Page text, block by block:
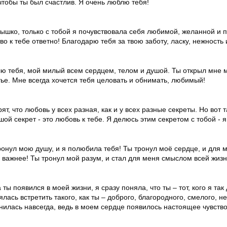
ты был счастлив. Я очень люблю тебя!
только с тобой я почувствовала себя любимой, желанной и
к тебе ответно! Благодарю тебя за твою заботу, ласку,
тебя, мой милый всем сердцем, телом и душой. Ты открыл мне
Мне всегда хочется тебя целовать и обнимать, любимый!
что любовь у всех разная, как и у всех разные секреты. Но вот
секрет - это любовь к тебе. Я делюсь этим секретом с тобой -
мою душу, и я полюбила тебя! Ты тронул моё сердце, и для
Ты тронул мой разум, и стал для меня смыслом всей
ты появился в моей жизни, я сразу поняла, что ты – тот, кого я
встретить такого, как ты – доброго, благородного, смелого,
навсегда, ведь в моем сердце появилось настоящее